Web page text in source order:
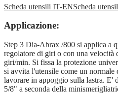
Scheda utensili IT-ENScheda
Applicazione:
Step 3 Dia-Abrax /800 si applica a
regolatore di giri o con una velocità
giri/min. Si fissa la protezione
si avvita l'utensile come un normale
lavorare in appoggio sulla lastra. E'
5/8" a seconda della